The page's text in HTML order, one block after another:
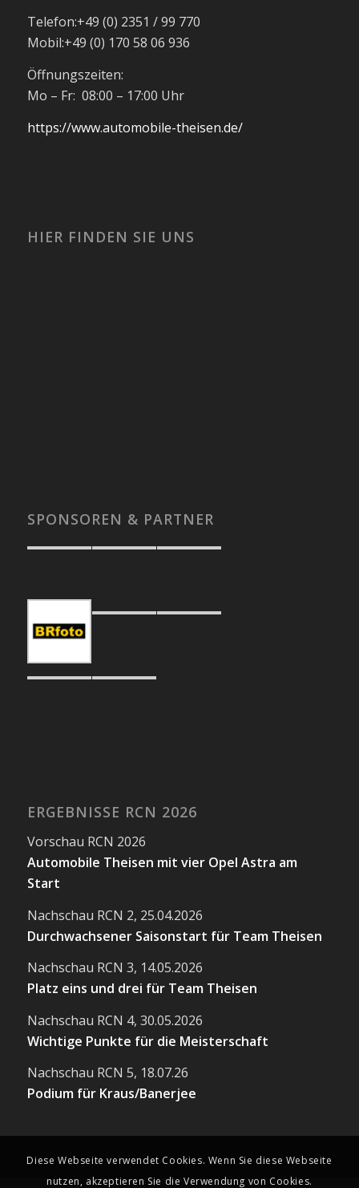
Telefon:+49 (0) 2351 / 99 770
Mobil:+49 (0) 170 58 06 936
Öffnungszeiten:
Mo – Fr: 08:00 – 17:00 Uhr
https://www.automobile-theisen.de/
HIER FINDEN SIE UNS
SPONSOREN & PARTNER
ERGEBNISSE RCN 2026
Vorschau RCN 2026
Automobile Theisen mit vier Opel Astra am
Start
Nachschau RCN 2, 25.04.2026
Durchwachsener Saisonstart für Team Theisen
Nachschau RCN 3, 14.05.2026
Platz eins und drei für Team Theisen
Nachschau RCN 4, 30.05.2026
Wichtige Punkte für die Meisterschaft
Nachschau RCN 5, 18.07.26
Podium für Kraus/Banerjee
Diese Webseite verwendet Cookies. Wenn Sie diese Webseite
nutzen, akzeptieren Sie die Verwendung von Cookies.